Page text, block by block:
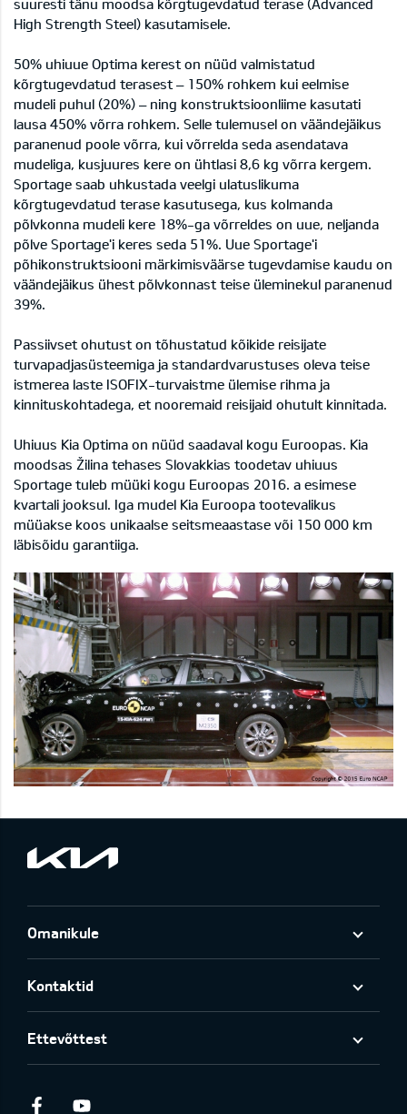
suuresti tänu moodsa kõrgtugevdatud terase (Advanced
High Strength Steel) kasutamisele.
50% uhiuue Optima kerest on nüüd valmistatud
kõrgtugevdatud terasest – 150% rohkem kui eelmise
mudeli puhul (20%) – ning konstruktsioonliime kasutati
lausa 450% võrra rohkem. Selle tulemusel on väändejäikus
paranenud poole võrra, kui võrrelda seda asendatava
mudeliga, kusjuures kere on ühtlasi 8,6 kg võrra kergem.
Sportage saab uhkustada veelgi ulatuslikuma
kõrgtugevdatud terase kasutusega, kus kolmanda
põlvkonna mudeli kere 18%-ga võrreldes on uue, neljanda
põlve Sportage'i keres seda 51%. Uue Sportage'i
põhikonstruktsiooni märkimisväärse tugevdamise kaudu on
väändejäikus ühest põlvkonnast teise üleminekul paranenud
39%.
Passiivset ohutust on tõhustatud kõikide reisijate
turvapadjasüsteemiga ja standardvarustuses oleva teise
istmerea laste ISOFIX-turvaistme ülemise rihma ja
kinnituskohtadega, et nooremaid reisijaid ohutult kinnitada.
Uhiuus Kia Optima on nüüd saadaval kogu Euroopas. Kia
moodsas Žilina tehases Slovakkias toodetav uhiuus
Sportage tuleb müüki kogu Euroopas 2016. a esimese
kvartali jooksul. Iga mudel Kia Euroopa tootevalikus
müüakse koos unikaalse seitsmeaastase või 150 000 km
läbisõidu garantiiga.
Omanikule
Kontaktid
Ettevõttest
Facebook